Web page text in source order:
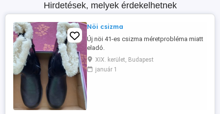
Hirdetések, melyek érdekelhetnek
Nöi csizma
Új nöi 41-es csizma méretprobléma miatt
eladó.
XIX. kerület, Budapest
január 1